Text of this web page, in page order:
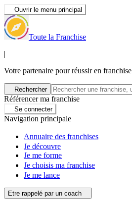
Ouvrir le menu principal
Toute la Franchise
|
Votre partenaire pour réussir en franchise
Rechercher
Référencer ma franchise
Se connecter
Navigation principale
Annuaire des franchises
Je découvre
Je me forme
Je choisis ma franchise
Je me lance
Etre rappelé par un coach